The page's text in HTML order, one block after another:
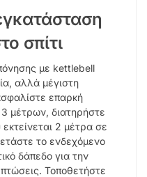
σπίτι
με kettlebell
αλλά μέγιστη
επαρκή
μέτρων, διατηρήστε
2 μέτρα σε
το ενδεχόμενο
δάπεδο για την
Τοποθετήστε